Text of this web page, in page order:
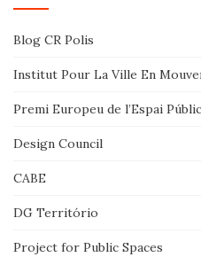
Blog CR Polis
Institut Pour La Ville En
Premi Europeu de l’Espai
Design Council
CABE
DG Território
Project for Public Spaces